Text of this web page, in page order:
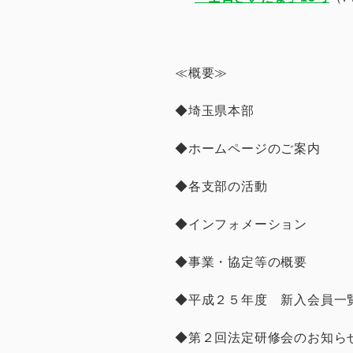
≪概要≫
◆埼玉県本部
◆ホームページのご案内
◆各支部の活動
◆インフォメーション
◆事業・協定等の概要
◆平成２５年度 新入会員一
◆第２回法定研修会のお知ら